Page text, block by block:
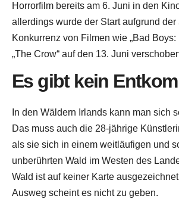
Horrorfilm bereits am 6. Juni in den
allerdings wurde der Start aufgrund der
Konkurrenz von Filmen wie „Bad Boys:
„The Crow“ auf den 13. Juni
Es gibt kein
In den Wäldern Irlands kann man sich
Das muss auch die 28-jährige
als sie sich in einem weitläufigen und
unberührten Wald im Westen des
Wald ist auf keiner Karte
Ausweg scheint es nicht zu geben.